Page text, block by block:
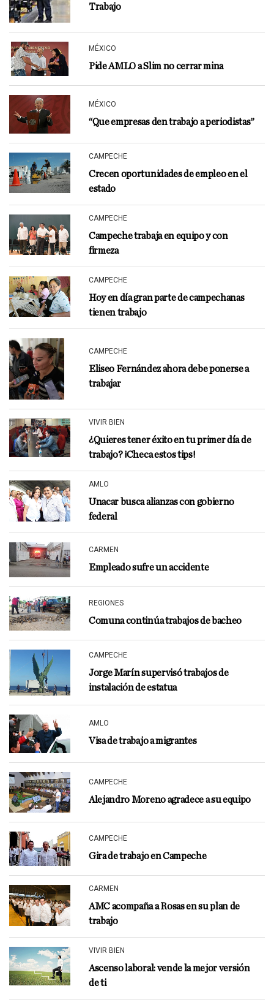
Trabajo
MÉXICO
Pide AMLO a Slim no cerrar mina
MÉXICO
“Que empresas den trabajo a periodistas”
CAMPECHE
Crecen oportunidades de empleo en el
estado
CAMPECHE
Campeche trabaja en equipo y con
firmeza
CAMPECHE
Hoy en día gran parte de campechanas
tienen trabajo
CAMPECHE
Eliseo Fernández ahora debe ponerse a
trabajar
VIVIR BIEN
¿Quieres tener éxito en tu primer día de
trabajo? ¡Checa estos tips!
AMLO
Unacar busca alianzas con gobierno
federal
CARMEN
Empleado sufre un accidente
REGIONES
Comuna continúa trabajos de bacheo
CAMPECHE
Jorge Marín supervisó trabajos de
instalación de estatua
AMLO
Visa de trabajo a migrantes
CAMPECHE
Alejandro Moreno agradece a su equipo
CAMPECHE
Gira de trabajo en Campeche
CARMEN
AMC acompaña a Rosas en su plan de
trabajo
VIVIR BIEN
Ascenso laboral: vende la mejor versión
de ti